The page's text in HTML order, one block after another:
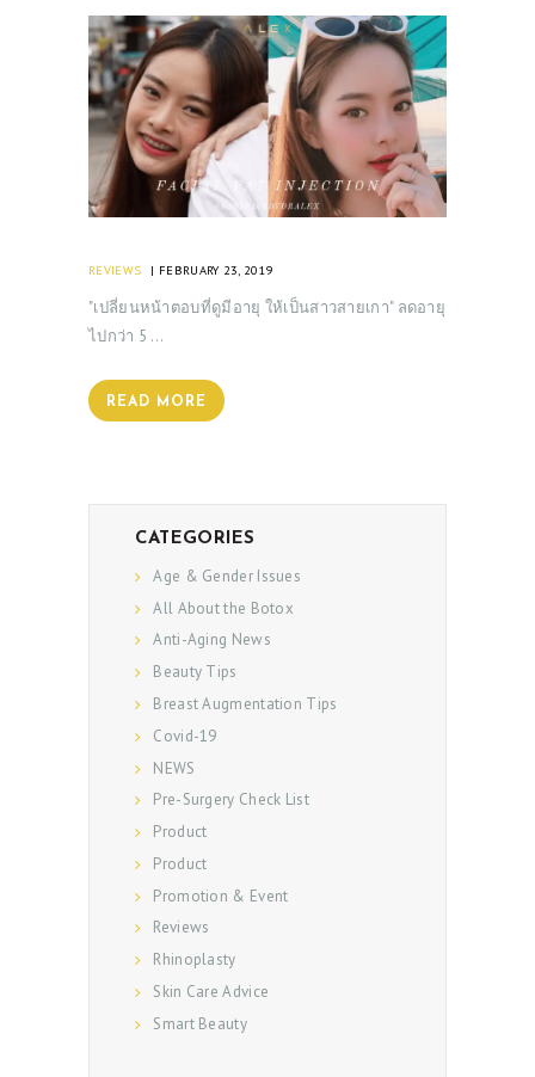
REVIEWS FEBRUARY 23, 2019
"เปลี่ยนหน้าตอบที่ดูมีอายุ ให้เป็นสาวสายเกา" ลดอายุ
ไปกว่า 5 …
READ MORE
CATEGORIES
Age & Gender Issues
All About the Botox
Anti-Aging News
Beauty Tips
Breast Augmentation Tips
Covid-19
NEWS
Pre-Surgery Check List
Product
Product
Promotion & Event
Reviews
Rhinoplasty
Skin Care Advice
Smart Beauty